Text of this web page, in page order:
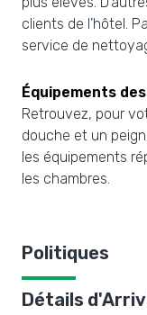
clients de l’hôtel.
service de
Équipements
Retrouvez, pour
douche et un
les équipements
les chambres.
Politiques
Détails